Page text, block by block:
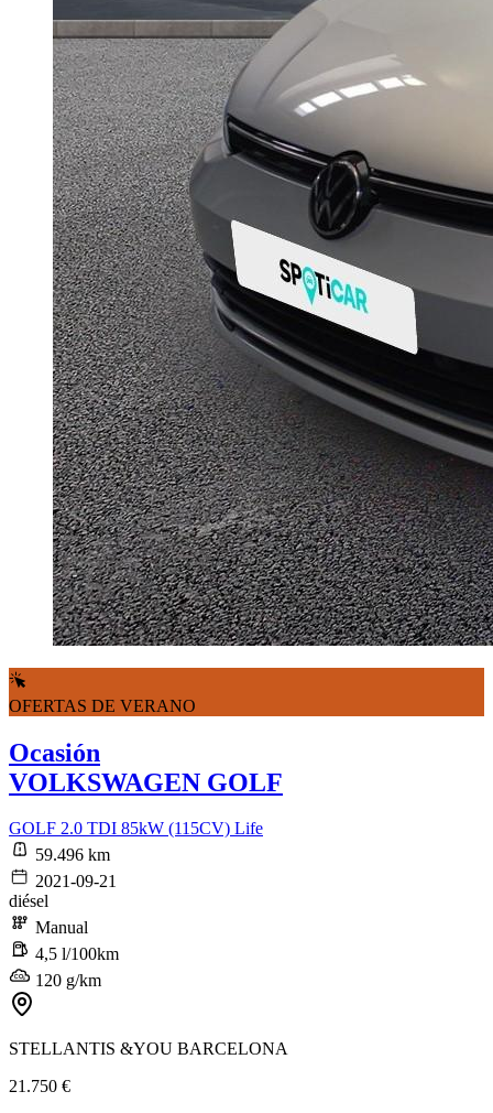
OFERTAS DE VERANO
Ocasión
VOLKSWAGEN GOLF
GOLF 2.0 TDI 85kW (115CV) Life
59.496 km
2021-09-21
diésel
Manual
4,5 l/100km
120 g/km
STELLANTIS &YOU BARCELONA
21.750 €